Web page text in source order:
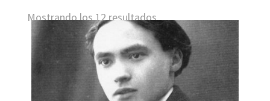
Mostrando los 12 resultados